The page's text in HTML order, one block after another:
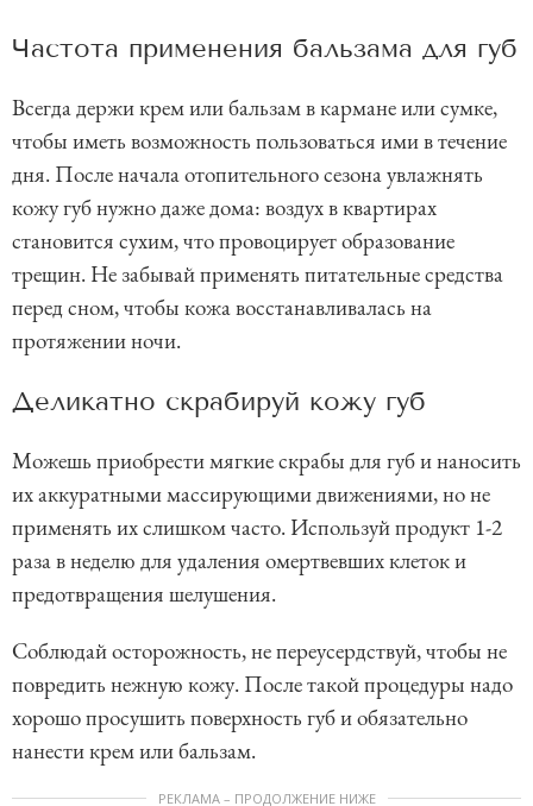
Частота применения бальзама для губ
Всегда держи крем или бальзам в кармане или сумке,
чтобы иметь возможность пользоваться ими в течение
дня. После начала отопительного сезона увлажнять
кожу губ нужно даже дома: воздух в квартирах
становится сухим, что провоцирует образование
трещин. Не забывай применять питательные средства
перед сном, чтобы кожа восстанавливалась на
протяжении ночи.
Деликатно скрабируй кожу губ
Можешь приобрести мягкие скрабы для губ и наносить
их аккуратными массирующими движениями, но не
применять их слишком часто. Используй продукт 1-2
раза в неделю для удаления омертвевших клеток и
предотвращения шелушения.
Соблюдай осторожность, не переусердствуй, чтобы не
повредить нежную кожу. После такой процедуры надо
хорошо просушить поверхность губ и обязательно
нанести крем или бальзам.
РЕКЛАМА – ПРОДОЛЖЕНИЕ НИЖЕ